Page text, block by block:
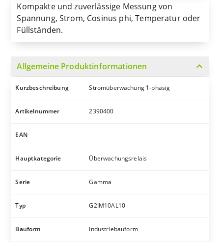
Kompakte und zuverlässige Messung von
Spannung, Strom, Cosinus phi, Temperatur oder
Füllständen.
Allgemeine Produktinformationen expand_more
Kurzbeschreibung Stromüberwachung 1-phasig
Artikelnummer 2390400
EAN
Hauptkategorie Überwachungsrelais
Serie Gamma
Typ G2IM10AL10
Bauform Industriebauform